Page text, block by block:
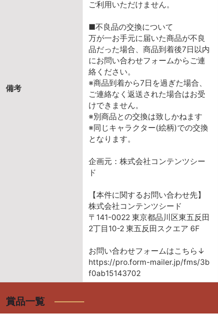
備考
ご利用いただけません。
■不良品の交換について
万が一お手元に届いた商品が不良
品だった場合、商品到着後7日以内
にお問い合わせフォームからご連
絡ください。
※商品到着から7日を過ぎた場合、
ご連絡なく返送された場合はお受
けできません。
※別商品との交換は致しかねます
※同じキャラクター(絵柄)での交換
となります。
企画元：株式会社コンテンツシー
ド
【本件に関するお問い合わせ先】
株式会社コンテンツシード
〒141-0022 東京都品川区東五反田
2丁目10-2 東五反田スクエア 6F
お問い合わせフォームはこちら↓
https://pro.form-mailer.jp/fms/3b
f0ab15143702
賞品一覧